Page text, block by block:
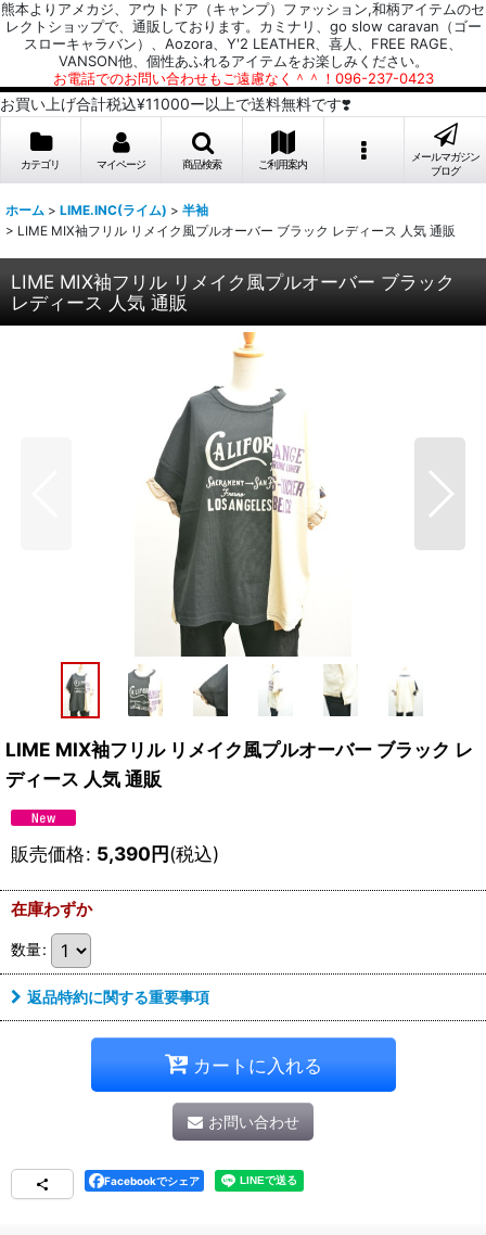
熊本よりアメカジ、アウトドア（キャンプ）ファッション,和柄アイテムのセ
レクトショップで、通販しております。カミナリ、go slow caravan（ゴー
スローキャラバン）、Aozora、Y'2 LEATHER、喜人、FREE RAGE、
VANSON他、個性あふれるアイテムをお楽しみください。
お電話でのお問い合わせもご遠慮なく＾＾！096-237-0423
お買い上げ合計税込¥11000ー以上で送料無料です❣️
カテゴリ マイページ 商品検索 ご利用案内
メールマガジン
ブログ
ホーム > LIME.INC(ライム) > 半袖
> LIME MIX袖フリル リメイク風プルオーバー ブラック レディース 人気 通販
LIME MIX袖フリル リメイク風プルオーバー ブラック
レディース 人気 通販
LIME MIX袖フリル リメイク風プルオーバー ブラック レ
ディース 人気 通販
販売価格: 5,390円(税込)
在庫わずか
数量:
返品特約に関する重要事項
カートに入れる
お問い合わせ
Facebookでシェア